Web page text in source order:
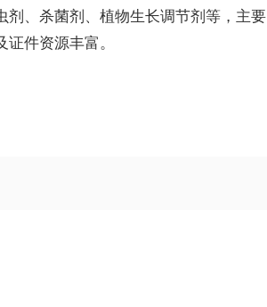
、杀菌剂、植物生长调节剂等，主要
件资源丰富。